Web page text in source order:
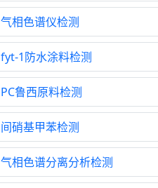
气相色谱仪检测
fyt-1防水涂料检测
PC鲁西原料检测
间硝基甲苯检测
气相色谱分离分析检测